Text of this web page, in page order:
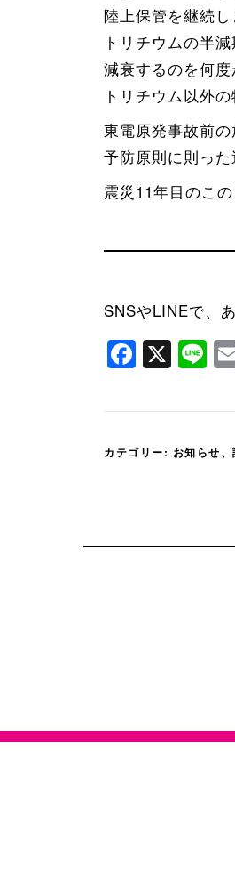
陸上保管を継続し
トリチウムの半減
減衰するのを何度
トリチウム以外
東電原発事故前の
予防原則に則った
震災11年目のこ
SNSやLINEで、
X
カテゴリー: お知らせ、